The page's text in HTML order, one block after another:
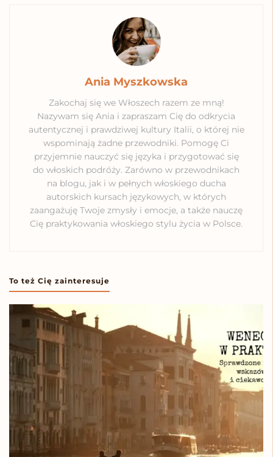
Ania Myszkowska
Zakochaj się we Włoszech razem ze mną!
Nazywam się Ania i zapraszam Cię do odkrycia
autentycznej i prawdziwej kultury Italii, o której nie
wspominają żadne przewodniki. Pomogę Ci
przyjemnie nauczyć się języka i przygotować się
do włoskich podróży. Zarówno w przewodnikach
na blogu, jak i w pełnych włoskiego ducha
autorskich kursach językowych, w których
zaangażuję Twoje zmysły i emocje, a także nauczę
Cię praktykowania włoskiego stylu życia w Polsce.
To też Cię zainteresuje